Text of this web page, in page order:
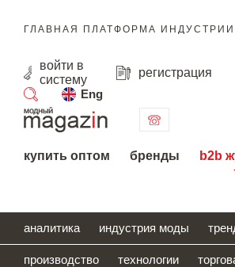
ГЛАВНАЯ ПЛАТФОРМА
войти в
систему
регистрация
Eng
поиск
купить оптом бренды b2b
аналитика индустрия моды
производство технологии